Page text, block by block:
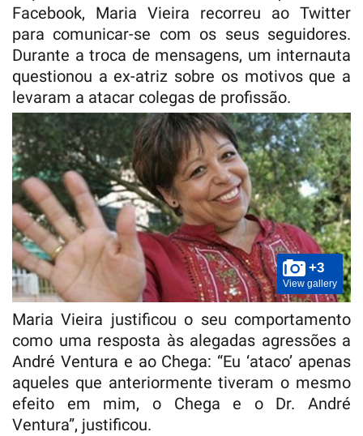
Facebook, Maria Vieira recorreu ao Twitter
para comunicar-se com os seus seguidores.
Durante a troca de mensagens, um internauta
questionou a ex-atriz sobre os motivos que a
levaram a atacar colegas de profissão.
+3
View gallery
Maria Vieira justificou o seu comportamento
como uma resposta às alegadas agressões a
André Ventura e ao Chega: “Eu ‘ataco’ apenas
aqueles que anteriormente tiveram o mesmo
efeito em mim, o Chega e o Dr. André
Ventura”, justificou.